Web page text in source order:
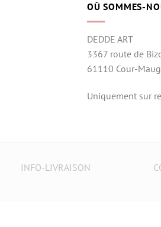
OÙ SOMMES-
DEDDE ART
3367 route de
61110 Cour-
Uniquement sur
INFO-LIVRAISON